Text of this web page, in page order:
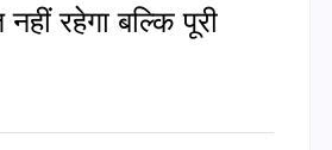
रहेगा बल्कि पूरी